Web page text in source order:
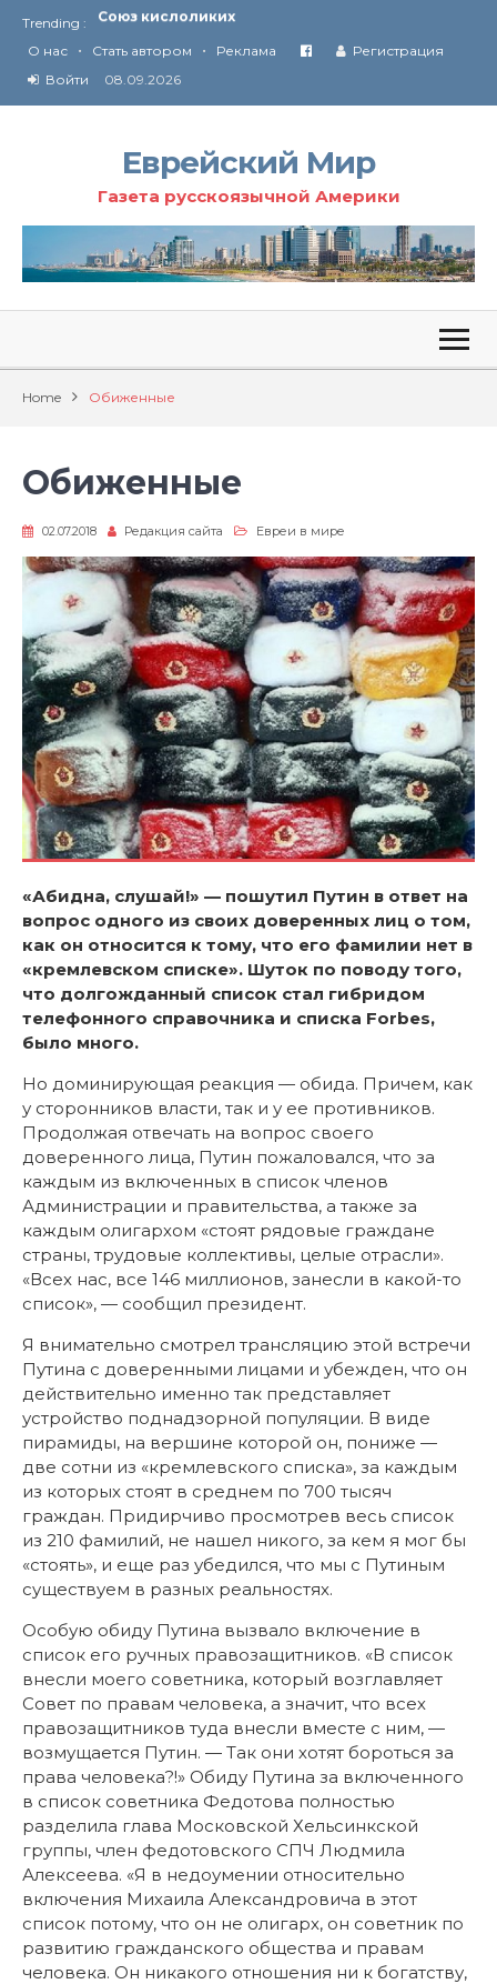
Trending :
Соглашение США с Ираном
Технология Революции в Иране
О нас • Стать автором • Реклама
Регистрация
Войти
08.09.2026
Еврейский Мир
Газета русскоязычной Америки
Home Обиженные
Обиженные
02.07.2018 Редакция сайта Евреи в мире
«Абидна, слушай!» — пошутил Путин в ответ на
вопрос одного из своих доверенных лиц о том,
как он относится к тому, что его фамилии нет в
«кремлевском списке». Шуток по поводу того,
что долгожданный список стал гибридом
телефонного справочника и списка Forbes,
было много.
Но доминирующая реакция — обида. Причем, как
у сторонников власти, так и у ее противников.
Продолжая отвечать на вопрос своего
доверенного лица, Путин пожаловался, что за
каждым из включенных в список членов
Администрации и правительства, а также за
каждым олигархом «стоят рядовые граждане
страны, трудовые коллективы, целые отрасли».
«Всех нас, все 146 миллионов, занесли в какой-то
список», — сообщил президент.
Я внимательно смотрел трансляцию этой встречи
Путина с доверенными лицами и убежден, что он
действительно именно так представляет
устройство поднадзорной популяции. В виде
пирамиды, на вершине которой он, пониже —
две сотни из «кремлевского списка», за каждым
из которых стоят в среднем по 700 тысяч
граждан. Придирчиво просмотрев весь список
из 210 фамилий, не нашел никого, за кем я мог бы
«стоять», и еще раз убедился, что мы с Путиным
существуем в разных реальностях.
Особую обиду Путина вызвало включение в
список его ручных правозащитников. «В список
внесли моего советника, который возглавляет
Совет по правам человека, а значит, что всех
правозащитников туда внесли вместе с ним, —
возмущается Путин. — Так они хотят бороться за
права человека?!» Обиду Путина за включенного
в список советника Федотова полностью
разделила глава Московской Хельсинкской
группы, член федотовского СПЧ Людмила
Алексеева. «Я в недоумении относительно
включения Михаила Александровича в этот
список потому, что он не олигарх, он советник по
развитию гражданского общества и правам
человека. Он никакого отношения ни к богатству,